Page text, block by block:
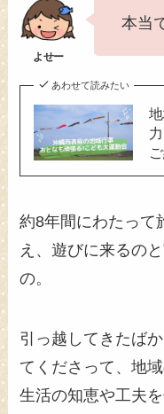
本当
あわせて読みたい
約8年間にわたって
え、遊びに来るの
の。
引っ越してきたば
てくださって、地
生活の知恵や工夫